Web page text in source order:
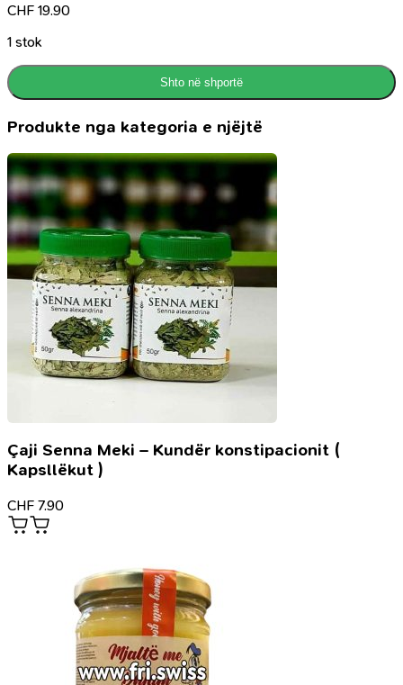
CHF 19.90
1 stok
Shto në shportë
Produkte nga kategoria e njëjtë
Çaji Senna Meki – Kundër konstipacionit (
Kapsllëkut )
CHF 7.90